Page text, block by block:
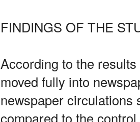
FINDINGS OF THE
According to the
moved fully into
newspaper circulations
compared to the